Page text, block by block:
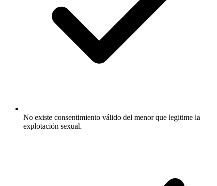
No existe consentimiento válido del menor que legitime la
explotación sexual.